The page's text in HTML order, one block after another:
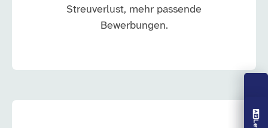
Streuverlust, mehr passende
Bewerbungen.